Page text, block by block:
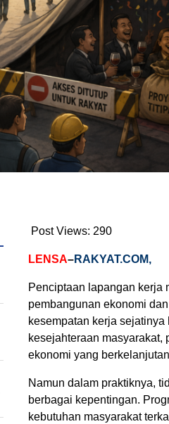
Post Views: 290
LENSA–RAKYAT.COM,
Penciptaan lapangan kerja
pembangunan ekonomi
kesempatan kerja
kesejahteraan masyarakat,
ekonomi yang
Namun dalam praktiknya,
berbagai kepentingan.
kebutuhan masyarakat